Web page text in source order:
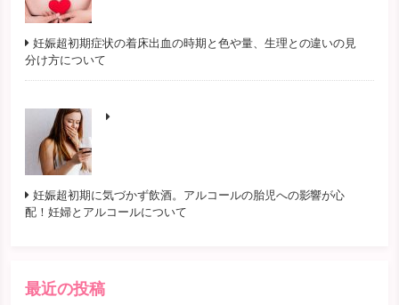
妊娠超初期症状の着床出血の時期と色や量、生理との違いの見
分け方について
妊娠超初期に気づかず飲酒。アルコールの胎児への影響が心
配！妊婦とアルコールについて
最近の投稿